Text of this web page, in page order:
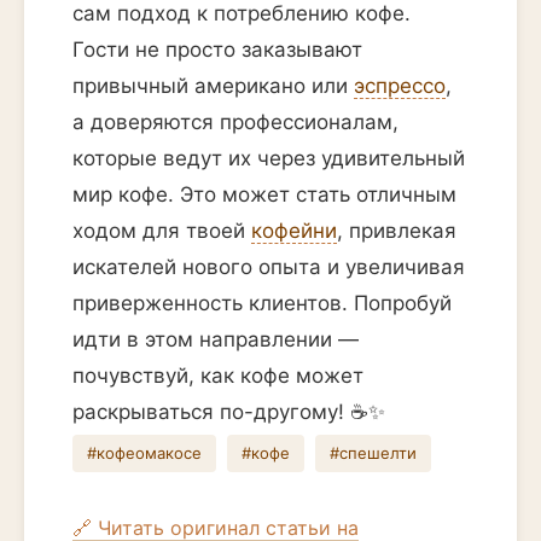
сам подход к потреблению кофе.
Гости не просто заказывают
привычный американо или эспрессо,
а доверяются профессионалам,
которые ведут их через удивительный
мир кофе. Это может стать отличным
ходом для твоей кофейни, привлекая
искателей нового опыта и увеличивая
приверженность клиентов. Попробуй
идти в этом направлении —
почувствуй, как кофе может
раскрываться по-другому! ☕✨
#кофеомакосе #кофе #спешелти
🔗 Читать оригинал статьи на